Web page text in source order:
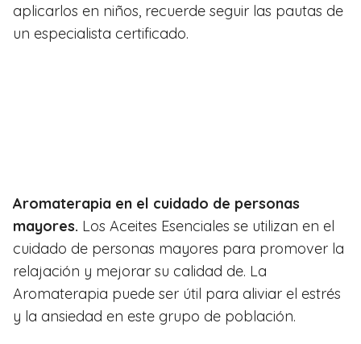
aplicarlos en niños, recuerde seguir las pautas de
un especialista certificado.
Aromaterapia en el cuidado de personas
mayores. Los Aceites Esenciales se utilizan en el
cuidado de personas mayores para promover la
relajación y mejorar su calidad de. La
Aromaterapia puede ser útil para aliviar el estrés
y la ansiedad en este grupo de población.